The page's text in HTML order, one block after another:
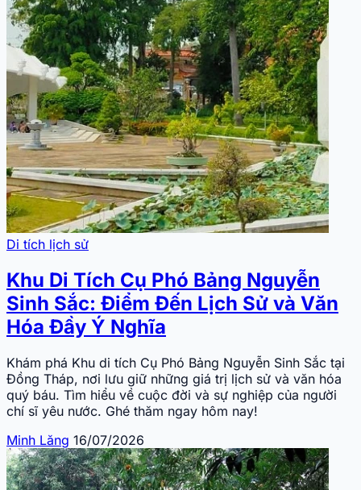
Di tích lịch sử
Khu Di Tích Cụ Phó Bảng Nguyễn
Sinh Sắc: Điểm Đến Lịch Sử và Văn
Hóa Đầy Ý Nghĩa
Khám phá Khu di tích Cụ Phó Bảng Nguyễn Sinh Sắc tại
Đồng Tháp, nơi lưu giữ những giá trị lịch sử và văn hóa
quý báu. Tìm hiểu về cuộc đời và sự nghiệp của người
chí sĩ yêu nước. Ghé thăm ngay hôm nay!
Minh Lăng 16/07/2026